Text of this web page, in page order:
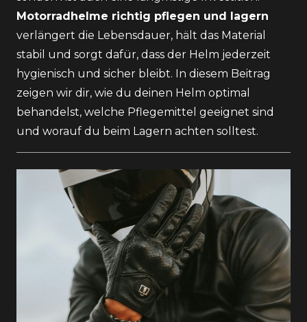
Motorradhelme richtig pflegen und lagern
verlängert die Lebensdauer, hält das Material
stabil und sorgt dafür, dass der Helm jederzeit
hygienisch und sicher bleibt. In diesem Beitrag
zeigen wir dir, wie du deinen Helm optimal
behandelst, welche Pflegemittel geeignet sind
und worauf du beim Lagern achten solltest.